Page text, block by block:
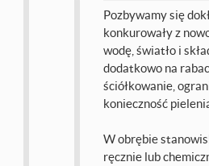
Pozbywamy się
konkurowały z
wodę, światło i
dodatkowo na
ściółkowanie,
konieczność
W obrębie
ręcznie lub